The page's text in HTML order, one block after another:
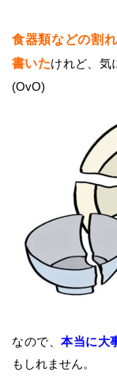
食器類などの割
書いたけれど、気
(OvO)
なので、 本当に大
もしれません。